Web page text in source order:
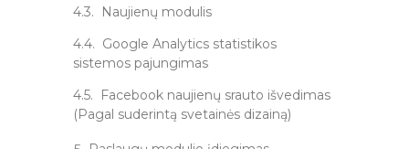
4.3. Naujienų modulis
4.4. Google Analytics statistikos
sistemos pajungimas
4.5. Facebook naujienų srauto išvedimas
(Pagal suderintą svetainės dizainą)